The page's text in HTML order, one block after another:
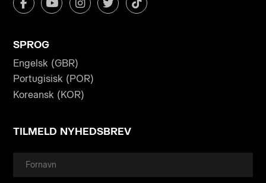
SPROG
Engelsk (GBR)
Portugisisk (POR)
Koreansk (KOR)
TILMELD NYHEDSBREV